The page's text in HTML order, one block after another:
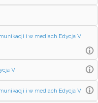
i w mediach Edycja VI
VI
i w mediach Edycja V